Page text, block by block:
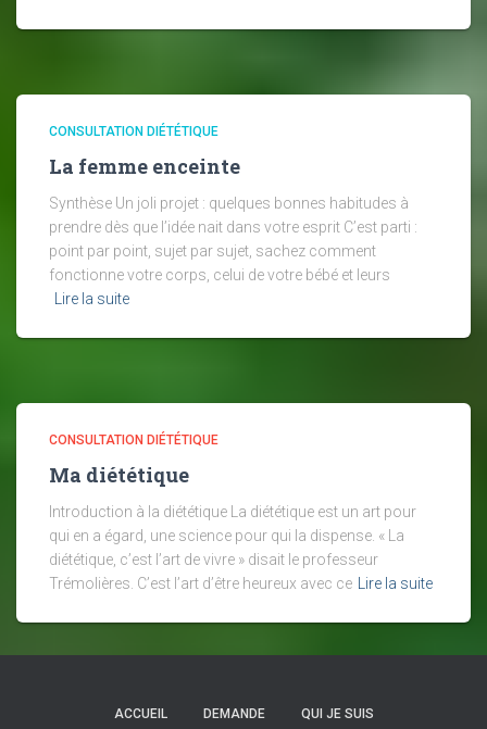
CONSULTATION DIÉTÉTIQUE
La femme enceinte
Synthèse Un joli projet : quelques bonnes habitudes à
prendre dès que l’idée nait dans votre esprit C’est parti :
point par point, sujet par sujet, sachez comment
fonctionne votre corps, celui de votre bébé et leurs
Lire la suite
CONSULTATION DIÉTÉTIQUE
Ma diététique
Introduction à la diététique La diététique est un art pour
qui en a égard, une science pour qui la dispense. « La
diététique, c’est l’art de vivre » disait le professeur
Trémolières. C’est l’art d’être heureux avec ce
Lire la suite
ACCUEIL DEMANDE QUI JE SUIS